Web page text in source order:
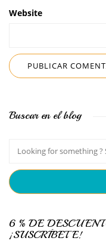
Website
Buscar en el blog
6 % DE
¡SUSCRÍBETE!